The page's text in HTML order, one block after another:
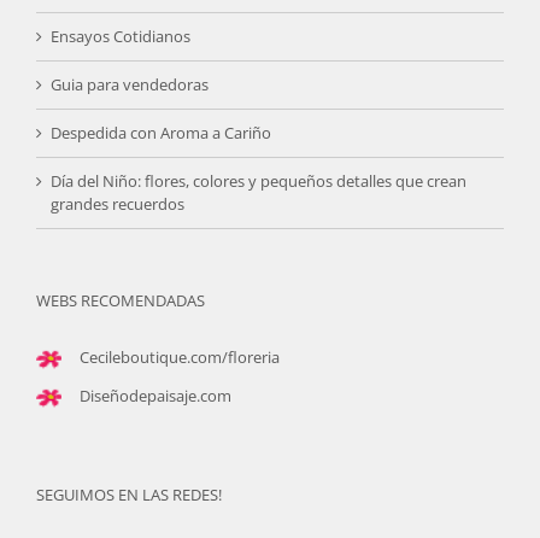
Ensayos Cotidianos
Guia para vendedoras
Despedida con Aroma a Cariño
Día del Niño: flores, colores y pequeños detalles que crean
grandes recuerdos
WEBS RECOMENDADAS
Cecileboutique.com/floreria
Diseñodepaisaje.com
SEGUIMOS EN LAS REDES!